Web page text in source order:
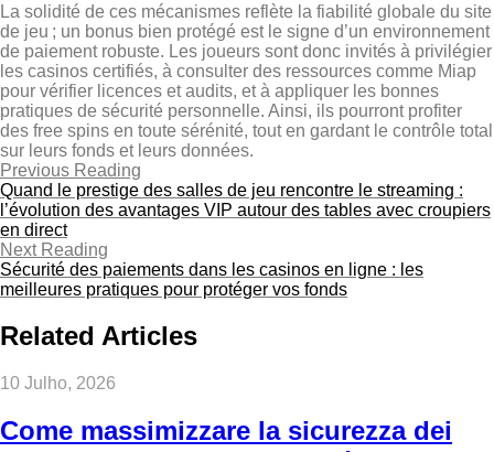
La solidité de ces mécanismes reflète la fiabilité globale du site
de jeu ; un bonus bien protégé est le signe d’un environnement
de paiement robuste. Les joueurs sont donc invités à privilégier
les casinos certifiés, à consulter des ressources comme Miap
pour vérifier licences et audits, et à appliquer les bonnes
pratiques de sécurité personnelle. Ainsi, ils pourront profiter
des free spins en toute sérénité, tout en gardant le contrôle total
sur leurs fonds et leurs données.
Previous Reading
Quand le prestige des salles de jeu rencontre le streaming :
l’évolution des avantages VIP autour des tables avec croupiers
en direct
Next Reading
Sécurité des paiements dans les casinos en ligne : les
meilleures pratiques pour protéger vos fonds
Related Articles
10 Julho, 2026
Come massimizzare la sicurezza dei